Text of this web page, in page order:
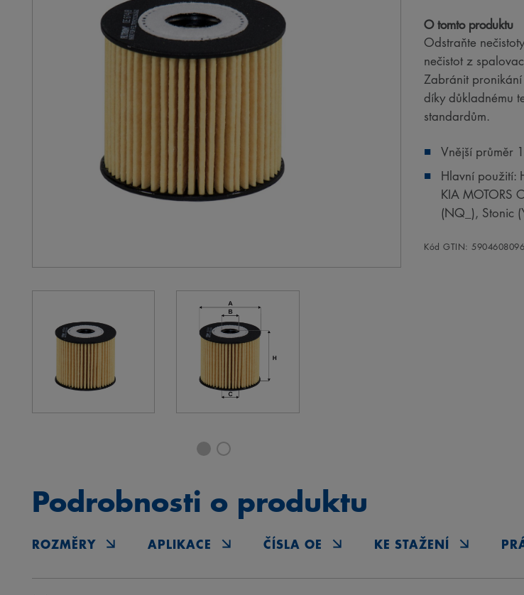
O tomto produktu
Odstraňte
nečistot z
Zabránit
díky důkladnému
standardům.
Vnější průměr
Hlavní použití:
KIA MOTORS
(NQ_), Stonic
Kód GTIN:
Podrobnosti o produktu
ROZMĚRY APLIKACE ČÍSLA OE KE STAŽENÍ